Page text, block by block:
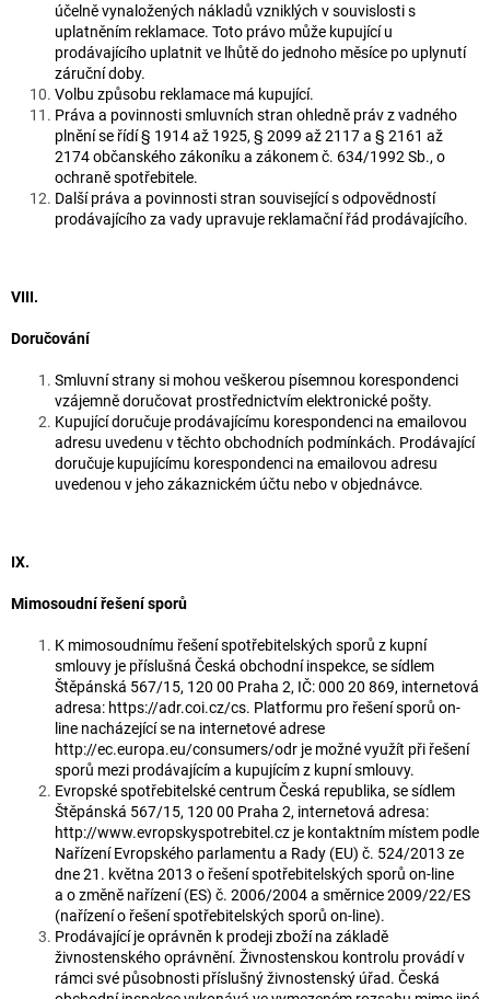
účelně vynaložených nákladů vzniklých v souvislosti s
uplatněním reklamace. Toto právo může kupující u
prodávajícího uplatnit ve lhůtě do jednoho měsíce po uplynutí
záruční doby.
Volbu způsobu reklamace má kupující.
Práva a povinnosti smluvních stran ohledně práv z vadného
plnění se řídí § 1914 až 1925, § 2099 až 2117 a § 2161 až
2174 občanského zákoníku a zákonem č. 634/1992 Sb., o
ochraně spotřebitele.
Další práva a povinnosti stran související s odpovědností
prodávajícího za vady upravuje reklamační řád prodávajícího.
VIII.
Doručování
Smluvní strany si mohou veškerou písemnou korespondenci
vzájemně doručovat prostřednictvím elektronické pošty.
Kupující doručuje prodávajícímu korespondenci na emailovou
adresu uvedenu v těchto obchodních podmínkách. Prodávající
doručuje kupujícímu korespondenci na emailovou adresu
uvedenou v jeho zákaznickém účtu nebo v objednávce.
IX.
Mimosoudní řešení sporů
K mimosoudnímu řešení spotřebitelských sporů z kupní
smlouvy je příslušná Česká obchodní inspekce, se sídlem
Štěpánská 567/15, 120 00 Praha 2, IČ: 000 20 869, internetová
adresa: https://adr.coi.cz/cs. Platformu pro řešení sporů on-
line nacházející se na internetové adrese
http://ec.europa.eu/consumers/odr je možné využít při řešení
sporů mezi prodávajícím a kupujícím z kupní smlouvy.
Evropské spotřebitelské centrum Česká republika, se sídlem
Štěpánská 567/15, 120 00 Praha 2, internetová adresa:
http://www.evropskyspotrebitel.cz je kontaktním místem podle
Nařízení Evropského parlamentu a Rady (EU) č. 524/2013 ze
dne 21. května 2013 o řešení spotřebitelských sporů on-line
a o změně nařízení (ES) č. 2006/2004 a směrnice 2009/22/ES
(nařízení o řešení spotřebitelských sporů on-line).
Prodávající je oprávněn k prodeji zboží na základě
živnostenského oprávnění. Živnostenskou kontrolu provádí v
rámci své působnosti příslušný živnostenský úřad. Česká